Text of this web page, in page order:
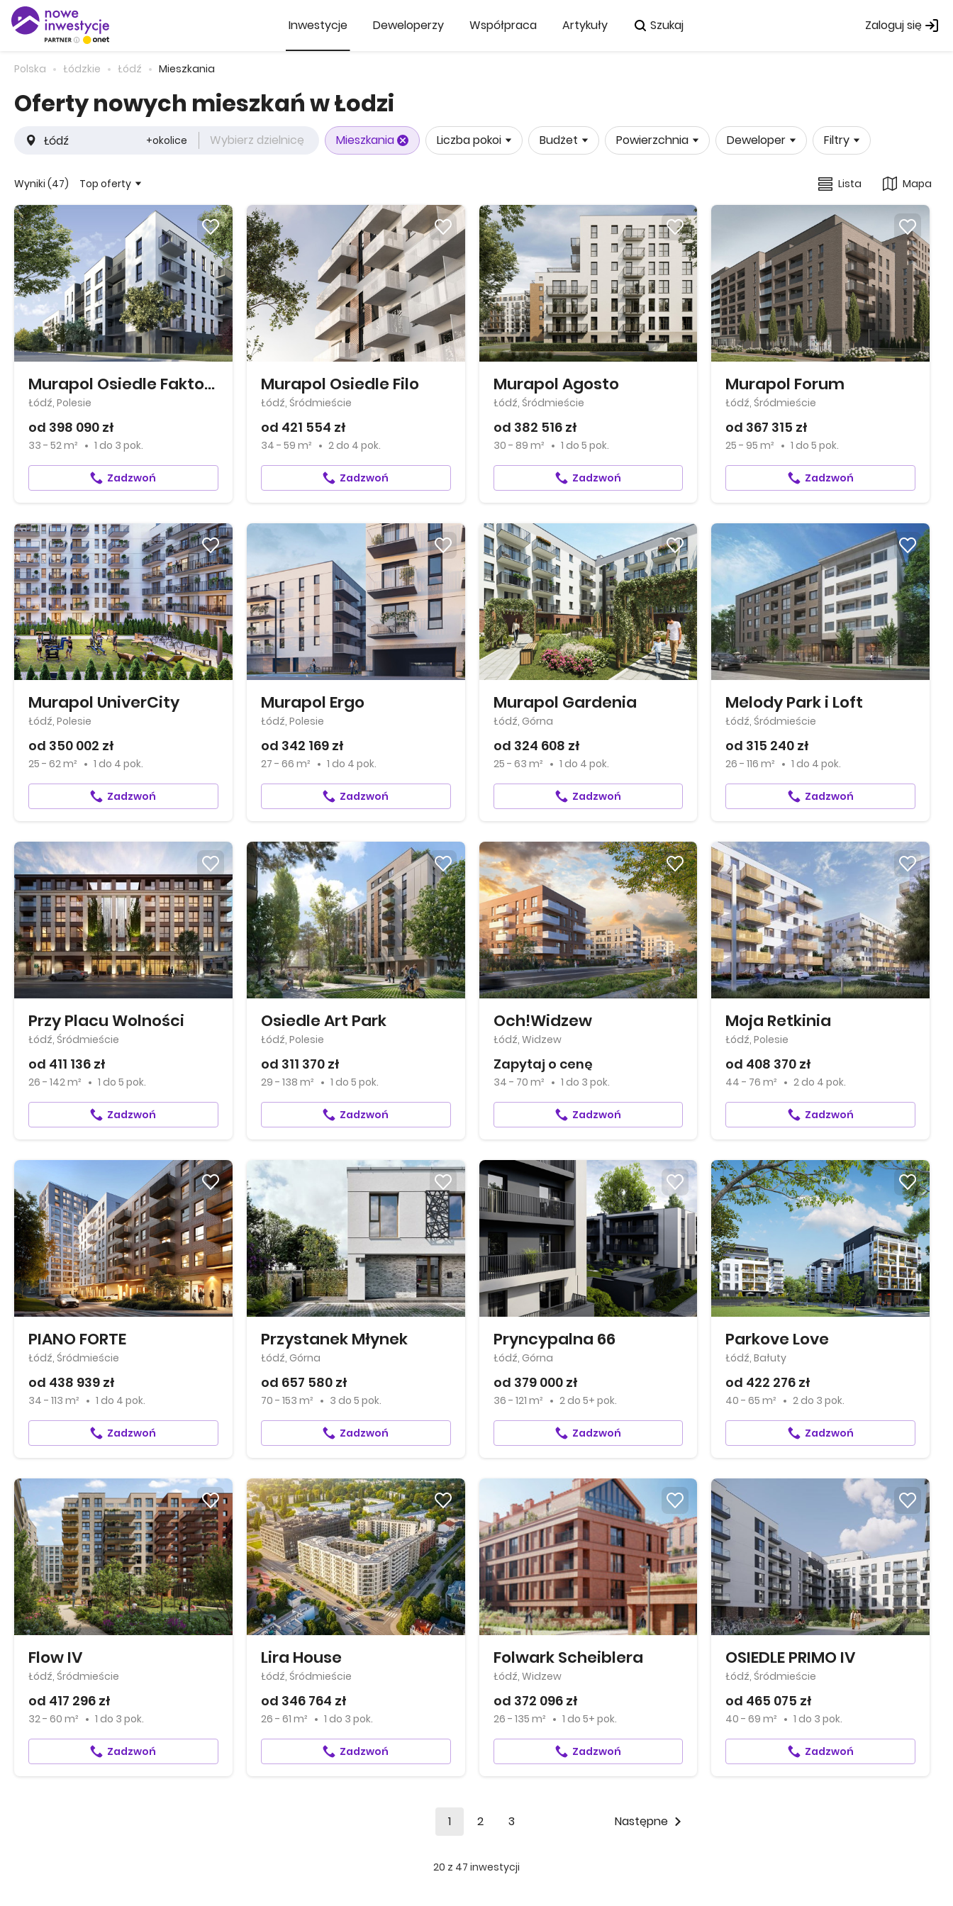
Inwestycje Deweloperzy Współpraca Artykuły Szukaj Zaloguj się
Polska Łódzkie Łódź Mieszkania
Oferty nowych mieszkań w Łodzi
+okolice Wybierz dzielnicę Mieszkania Liczba pokoi Budżet Powierzchnia Deweloper Filtry
Wyniki (47) Top oferty Lista Mapa
Murapol Osiedle Faktoria
Łódź, Polesie
od 398 090 zł
33 - 52 m² 1 do 3 pok.
Zadzwoń
Murapol Osiedle Filo
Łódź, Śródmieście
od 421 554 zł
34 - 59 m² 2do 4 pok.
Zadzwoń
Murapol Agosto
Łódź, Śródmieście
od 382 516 zł
30 - 89 m² 1 do 5 pok.
Zadzwoń
Murapol Forum
Łódź, Śródmieście
od 367 315 zł
25 - 95 m² 1 do5 pok.
Zadzwoń
Murapol UniverCity
Łódź, Polesie
od 350 002 zł
25 - 62 m² 1 do 4 pok.
Zadzwoń
Murapol Ergo
Łódź, Polesie
od 342 169 zł
27 - 66 m² 1 do 4 pok.
Zadzwoń
Murapol Gardenia
Łódź, Górna
od 324 608 zł
25 - 63 m² 1 do 4 pok.
Zadzwoń
Melody Park i Loft
Łódź, Śródmieście
od 315 240 zł
26 - 116 m² 1 do 4 pok.
Zadzwoń
Przy Placu Wolności
Łódź, Śródmieście
od 411 136 zł
26 - 142 m² 1 do 5 pok.
Zadzwoń
Osiedle Art Park
Łódź, Polesie
od 311 370 zł
29 - 138 m² 1 do 5 pok.
Zadzwoń
Och!Widzew
Łódź, Widzew
Zapytaj o cenę
34 - 70 m² 1 do 3 pok.
Zadzwoń
Moja Retkinia
Łódź, Polesie
od 408 370 zł
44 - 76 m² 2 do 4 pok.
Zadzwoń
PIANO FORTE
Łódź, Śródmieście
od 438 939 zł
34 - 113 m² 1 do 4 pok.
Zadzwoń
Przystanek Młynek
Łódź, Górna
od 657 580 zł
70 - 153 m² 3 do 5 pok.
Zadzwoń
Pryncypalna 66
Łódź, Górna
od 379 000 zł
36 - 121 m² 2do 5+ pok.
Zadzwoń
Parkove Love
Łódź, Bałuty
od 422 276 zł
40 - 65 m² 2 do 3 pok.
Zadzwoń
Flow IV
Łódź, Śródmieście
od 417 296 zł
32 - 60 m² 1 do 3 pok.
Zadzwoń
Lira House
Łódź, Śródmieście
od 346 764 zł
26 - 61 m² 1 do 3 pok.
Zadzwoń
Folwark Scheiblera
Łódź, Widzew
od 372 096 zł
26 - 135 m² 1 do 5+ pok.
Zadzwoń
OSIEDLE PRIMO IV
Łódź, Śródmieście
od 465 075 zł
40 - 69 m² 1 do 3 pok.
Zadzwoń
1 2 3 Następne
20 z 47 inwestycji